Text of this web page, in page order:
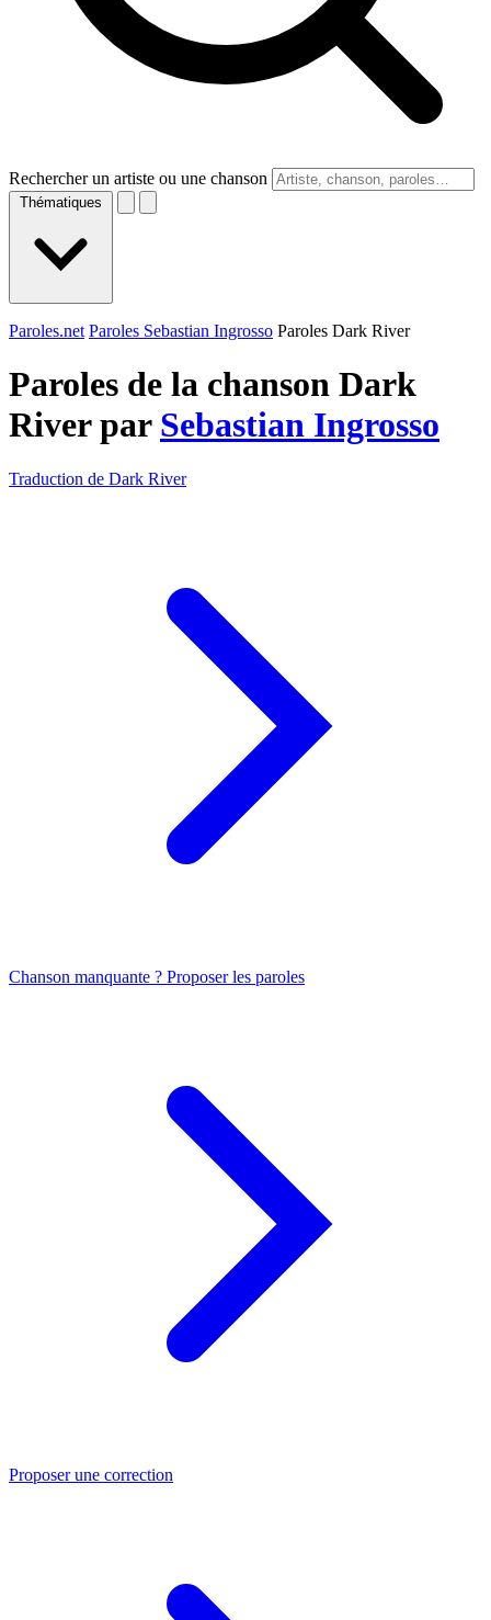
Rechercher un artiste ou une chanson
Thématiques
Paroles.net Paroles Sebastian Ingrosso Paroles Dark River
Paroles de la chanson Dark
River par Sebastian Ingrosso
Traduction de Dark River
Chanson manquante ? Proposer les paroles
Proposer une correction